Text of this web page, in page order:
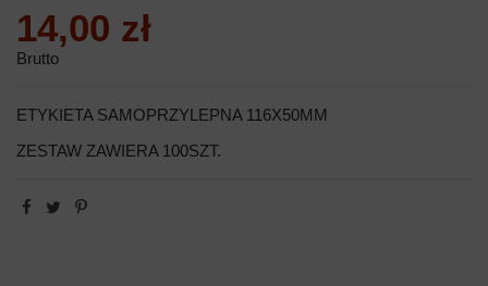
14,00 zł
Brutto
ETYKIETA SAMOPRZYLEPNA 116X50MM
ZESTAW ZAWIERA 100SZT.